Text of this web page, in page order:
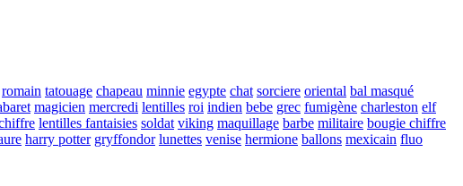
romain tatouage chapeau minnie egypte chat sorciere oriental bal masqué
magicien mercredi lentilles roi indien bebe grec fumigène charleston elf
lentilles fantaisies soldat viking maquillage barbe militaire bougie chiffre
harry potter gryffondor lunettes venise hermione ballons mexicain fluo